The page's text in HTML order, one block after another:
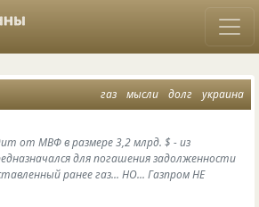
газ мысли долг украина
от МВФ в размере 3,2 млрд. $ - из
для погашения задолженности
ранее газ... НО... Газпром НЕ